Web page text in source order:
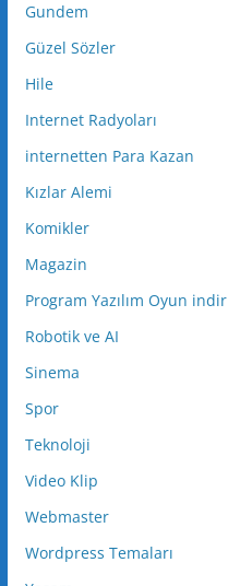
Gundem
Güzel Sözler
Hile
Internet Radyoları
internetten Para Kazan
Kızlar Alemi
Komikler
Magazin
Program Yazılım Oyun indir
Robotik ve AI
Sinema
Spor
Teknoloji
Video Klip
Webmaster
Wordpress Temaları